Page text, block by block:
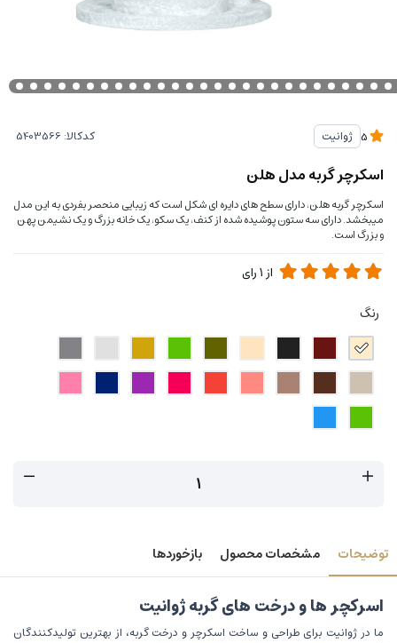
ژوانیت کدکالا:
اسکرچر گربه مدل هلن
اسکرچر گربه هلن، دارای سطح های دایره ‌ای شکل است که زیبایی منحصر بفردی به این مدل
میبخشد. دارای سه ستون پوشیده شده از کنف، یک سکو، یک خانه بزرگ و یک نشیمن پهن
و بزرگ است.
از 1رای
رنگ
توضیحات مشخصات محصول بازخوردها
اسرکچر ها و درخت های گربه ژوانیت
ما در ژوانیت برای طراحی و ساخت اسکرچر و درخت گربه، از بهترین تولیدکنندگان